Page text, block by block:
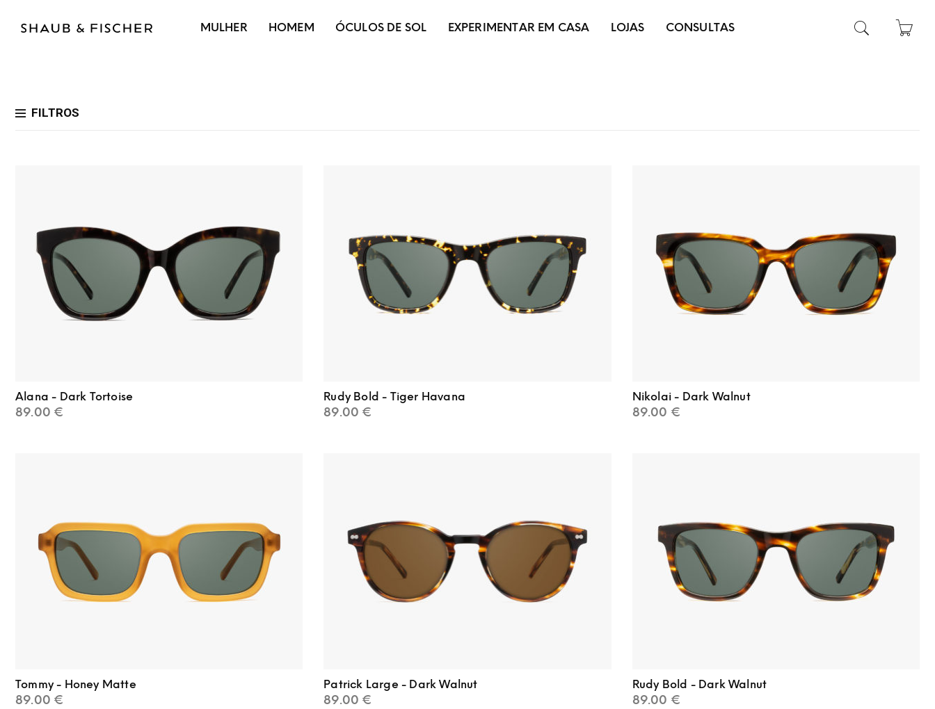
MULHER HOMEM ÓCULOS DE SOL EXPERIMENTAR EM CASA LOJAS CONSULTAS
FILTROS
Alana - Dark Tortoise
89.00€
Rudy Bold - Tiger Havana
89.00€
Nikolai - Dark Walnut
89.00 €
Tommy - Honey Matte
89.00€
Patrick Large - Dark Walnut
89.00€
Rudy Bold - Dark Walnut
89.00 €